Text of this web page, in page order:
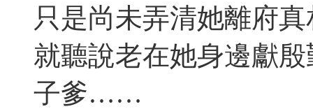
只是尚未弄清她離府
就聽說老在她身邊獻
子爹……